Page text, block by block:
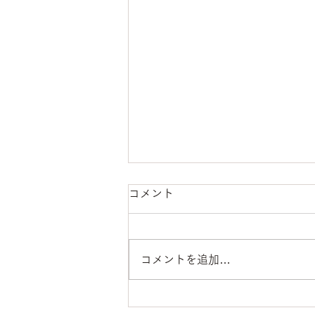
感謝の22年間‼️
コメント
コメントを追加…